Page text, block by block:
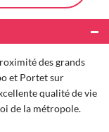
des grands
et Portet sur
qualité de vie
de la métropole.